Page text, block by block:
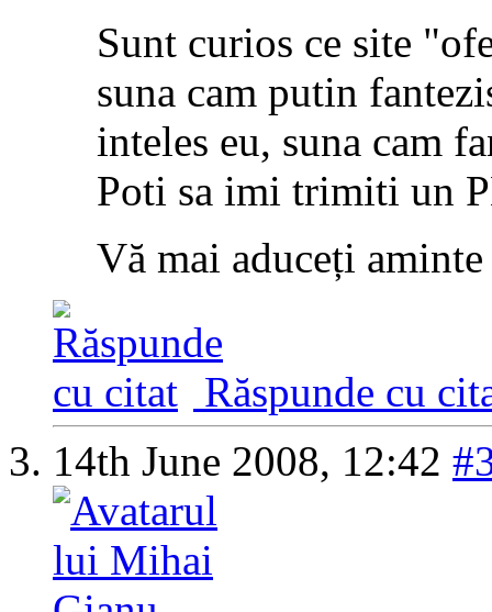
Sunt curios ce site
suna cam putin
inteles eu, suna cam
Poti sa imi trimiti un
Vă mai aduceți
Răspunde cu
14th June 2008, 12:42